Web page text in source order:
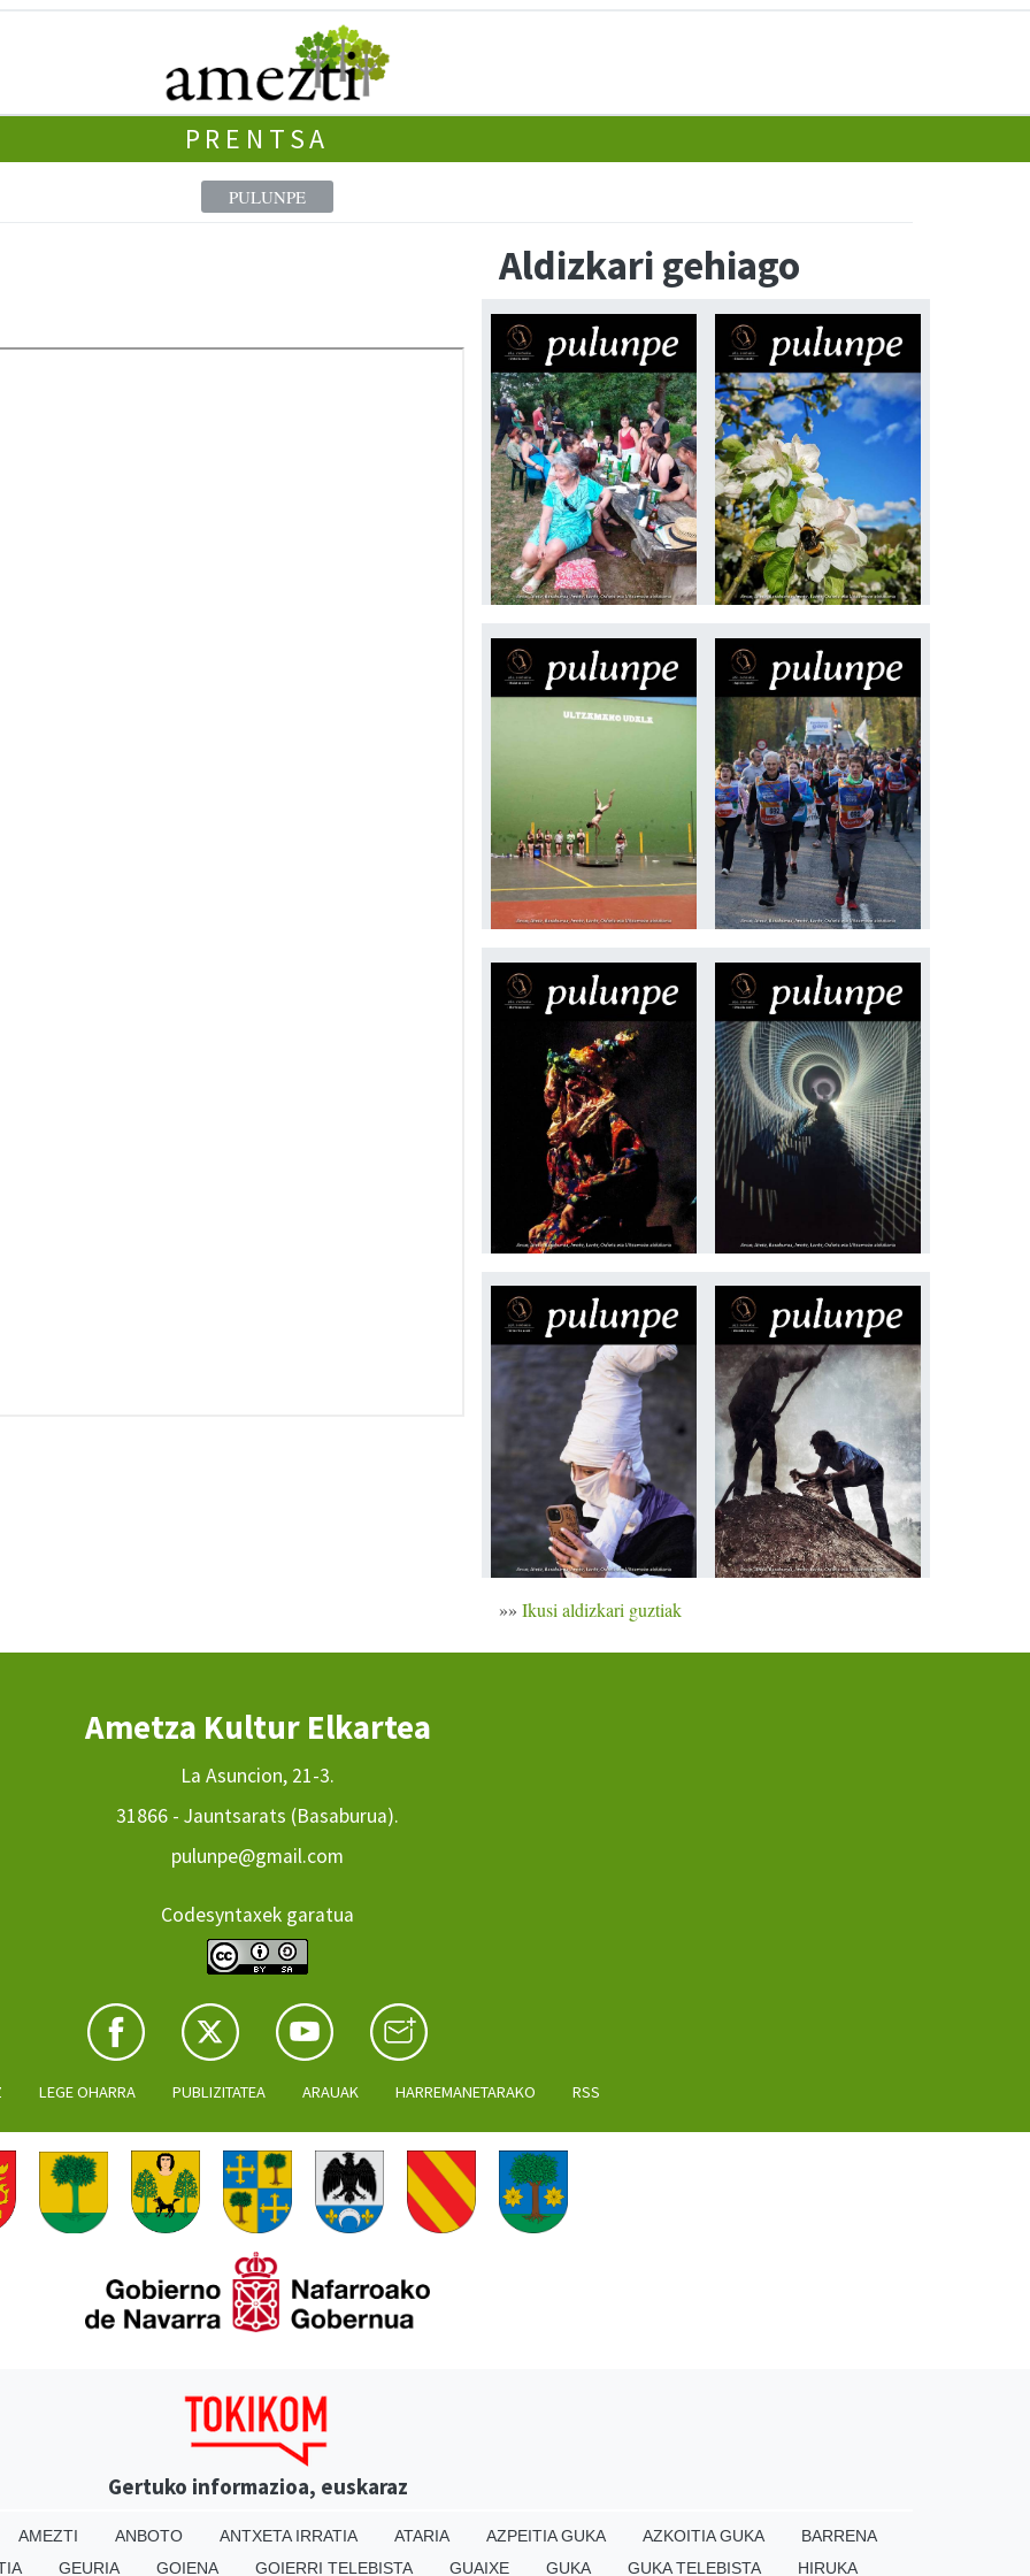
PRENTSA
PULUNPE
Aldizkari gehiago
»» Ikusi aldizkari guztiak
Ametza Kultur Elkartea
La Asuncion, 21-3.
31866 - Jauntsarats (Basaburua).
pulunpe@gmail.com
Codesyntaxek garatua
LEGE OHARRA PUBLIZITATEA ARAUAK HARREMANETARAKO RSS
Gertuko informazioa, euskaraz
AMEZTI ANBOTO ANTXETA IRRATIA ATARIA AZPEITIA GUKA AZKOITIA GUKA
BARRENA
GEURIA GOIENA GOIERRI TELEBISTA GUAIXE GUKA GUKA TELEBISTA HIRUKA